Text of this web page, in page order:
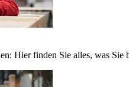
Hier finden Sie alles, was Sie